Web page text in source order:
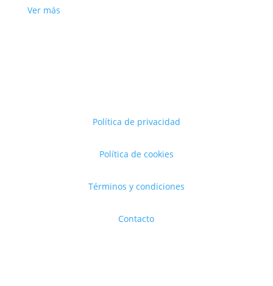
Ver más
Política de privacidad
Política de cookies
Términos y condiciones
Contacto